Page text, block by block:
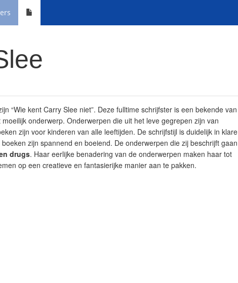
“Wie kent Carry Slee niet”. Deze fulltime schrijfster is een bekende van
onderwerp. Onderwerpen die uit het leve gegrepen zijn van
zijn voor kinderen van alle leeftijden. De schrijfstijl is duidelijk in klare
zijn spannend en boeiend. De onderwerpen die zij beschrijft gaan
drugs. Haar eerlijke benadering van de onderwerpen maken haar tot
op een creatieve en fantasierijke manier aan te pakken.